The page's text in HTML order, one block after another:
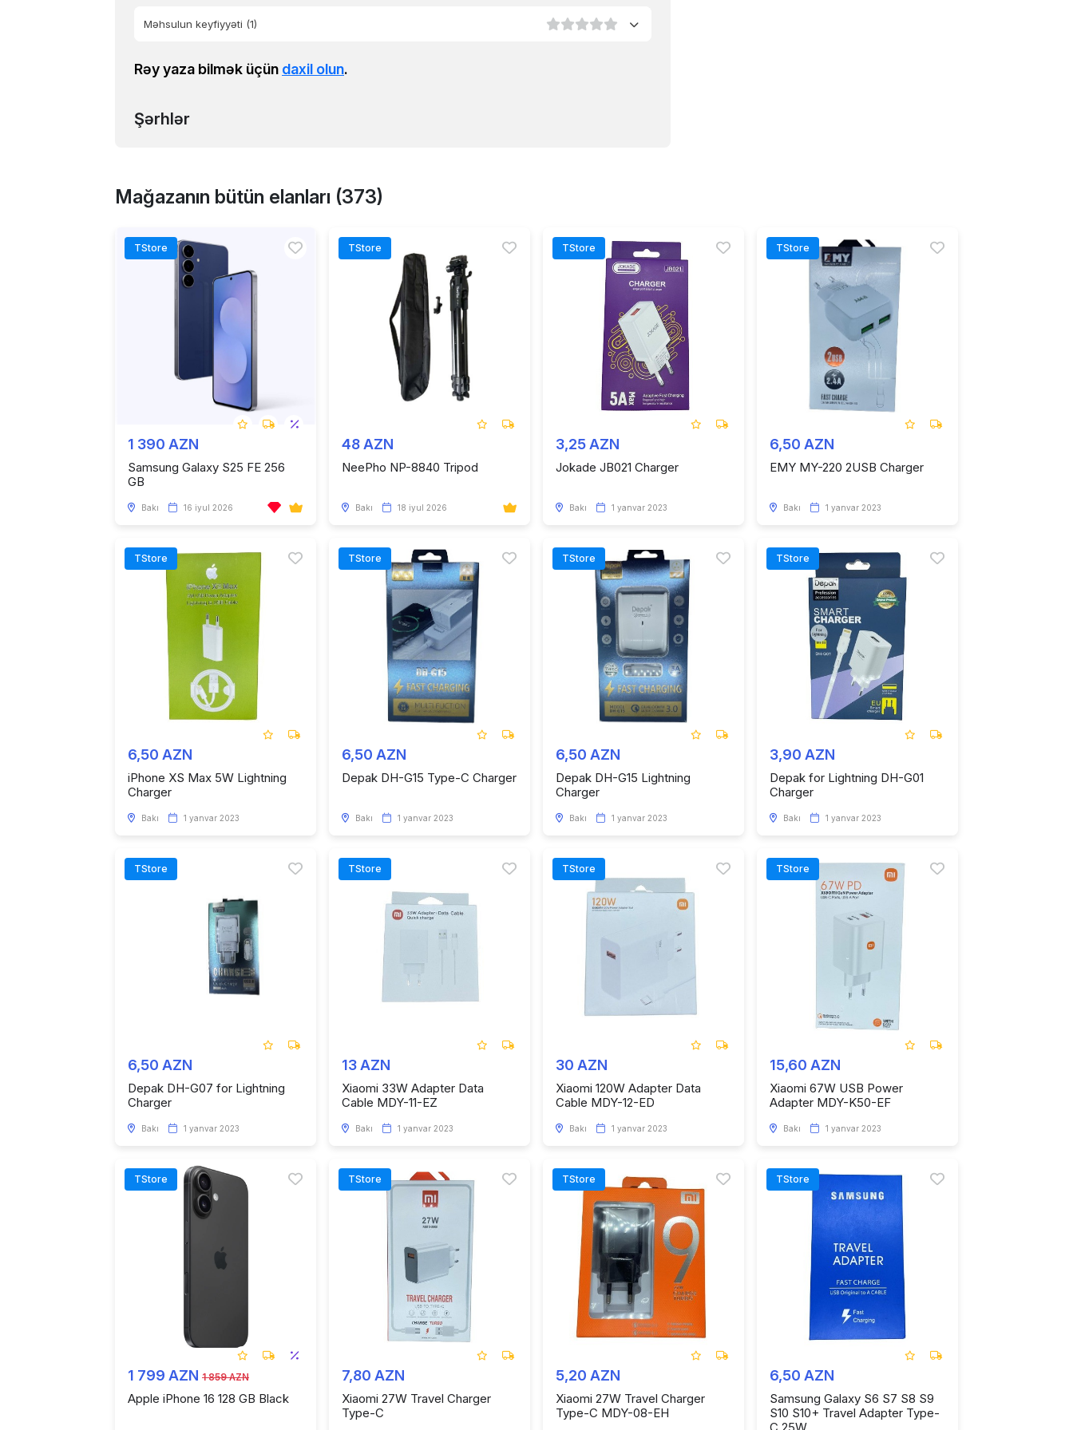
Məhsulun keyfiyyəti (1)
Rəy yaza bilmək üçün daxil olun.
Şərhlər
Mağazanın bütün elanları (373)
TStore
1 390 AZN
Samsung Galaxy S25 FE 256
GB
Bakı 16 iyul 2026
TStore
48 AZN
NeePho NP-8840 Tripod
Bakı 18 iyul 2026
TStore
3,25 AZN
Jokade JB021 Charger
Bakı 1 yanvar 2023
TStore
6,50 AZN
EMY MY-220 2USB Charger
Bakı 1 yanvar 2023
TStore
6,50 AZN
iPhone XS Max 5W Lightning
Charger
Bakı 1 yanvar 2023
TStore
6,50 AZN
Depak DH-G15 Type-C Charger
Bakı 1 yanvar 2023
TStore
6,50 AZN
Depak DH-G15 Lightning
Charger
Bakı 1 yanvar 2023
TStore
3,90 AZN
Depak for Lightning DH-G01
Charger
Bakı 1 yanvar 2023
TStore
6,50 AZN
Depak DH-G07 for Lightning
Charger
Bakı 1 yanvar 2023
TStore
13 AZN
Xiaomi 33W Adapter Data
Cable MDY-11-EZ
Bakı 1 yanvar 2023
TStore
30 AZN
Xiaomi 120W Adapter Data
Cable MDY-12-ED
Bakı 1 yanvar 2023
TStore
15,60 AZN
Xiaomi 67W USB Power
Adapter MDY-K50-EF
Bakı 1 yanvar 2023
TStore
1 799 AZN 1 859 AZN
Apple iPhone 16 128 GB Black
TStore
7,80 AZN
Xiaomi 27W Travel Charger
Type-C
TStore
5,20 AZN
Xiaomi 27W Travel Charger
Type-C MDY-08-EH
TStore
6,50 AZN
Samsung Galaxy S6 S7 S8 S9
S10 S10+ Travel Adapter Type-